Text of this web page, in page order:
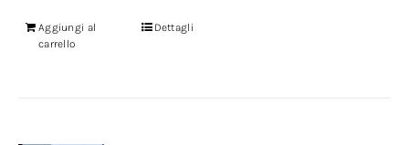
Aggiungi al
carrello
Dettagli